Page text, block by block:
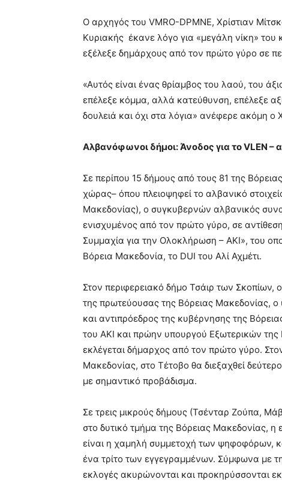
Ο αρχηγός του VMRO-DPMNE, Χρίστιαν
Κυριακής έκανε λόγο για «μεγάλη νίκη» του
εξέλεξε δημάρχους από τον πρώτο γύρο σε
«Αυτός είναι ένας θρίαμβος του λαού, του
επέλεξε κόμμα, αλλά κατεύθυνση, επέλεξε
δουλειά και όχι στα λόγια» ανέφερε ακόμη ο
Αλβανόφωνοι δήμοι: Άνοδος για το VLEN –
Σε περίπου 15 δήμους από τους 81 της
χώρας– όπου πλειοψηφεί το αλβανικό
Μακεδονίας), ο συγκυβερνών αλβανικός
ενισχυμένος από τον πρώτο γύρο, σε
Συμμαχία για την Ολοκλήρωση – ΑΚΙ», του
Βόρεια Μακεδονία, το DUI του Αλί Αχμέτι.
Στον περιφερειακό δήμο Τσάιρ των
της πρωτεύουσας της Βόρειας Μακεδονίας, ο
και αντιπρόεδρος της κυβέρνησης της
του ΑΚΙ και πρώην υπουργού Εξωτερικών
εκλέγεται δήμαρχος από τον πρώτο γύρο.
Μακεδονίας, στο Τέτοβο θα διεξαχθεί
με σημαντικό προβάδισμα.
Σε τρεις μικρούς δήμους (Τσένταρ Ζούπα,
στο δυτικό τμήμα της Βόρειας Μακεδονίας, η
είναι η χαμηλή συμμετοχή των ψηφοφόρων,
ένα τρίτο των εγγεγραμμένων. Σύμφωνα με
εκλογές ακυρώνονται και προκηρύσσονται